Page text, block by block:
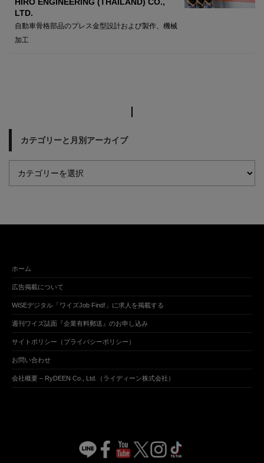
LTD.
自動車骨格部品のプレス金型設計および製作、機械
加工
カテゴリーと月別アーカイブ
ホーム
広告掲載について
WiSEデジタル「ワイズJob Find!」に求人を掲載する
週刊ワイズ誌面『企業有料郵送』のお申し込み
サイトポリシー（プライバシーポリシー）
お問い合わせ
会社概要 – RyDEEN Co., Ltd.（ライディーン株式会社）